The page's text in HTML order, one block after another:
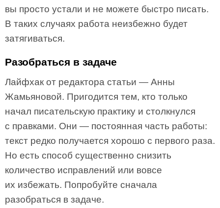
вы просто устали и не можете быстро писать.
В таких случаях работа неизбежно будет
затягиваться.
Разобраться в задаче
Лайфхак от редактора статьи — Анны
Жамьяновой. Пригодится тем, кто только
начал писательскую практику и столкнулся
с правками. Они — постоянная часть работы:
текст редко получается хорошо с первого раза.
Но есть способ существенно снизить
количество исправлений или вовсе
их избежать. Попробуйте сначала
разобраться в задаче.